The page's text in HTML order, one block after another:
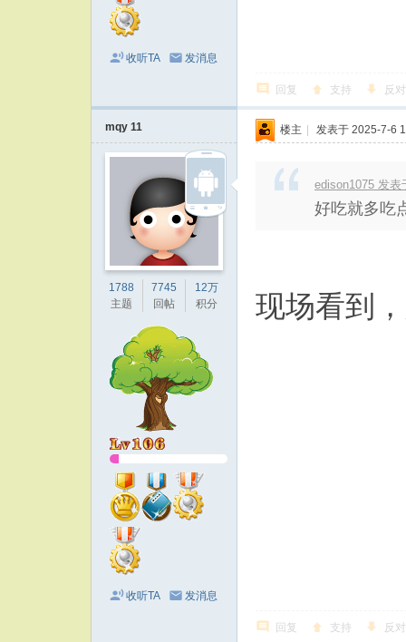
收听TA 发消息
回复 支持 反对
mqy 11
1788
主题
7745
回帖
12万
积分
收听TA 发消息
楼主 | 发表于 2025-7-6
edison1075 发表
好吃就多吃
现场看到
回复 支持 反对